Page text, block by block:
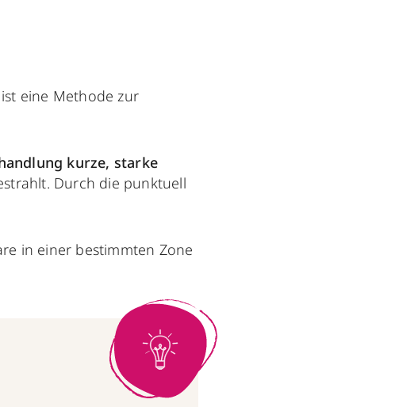
eine Methode zur
kurze, starke
Durch die punktuell
in einer bestimmten Zone